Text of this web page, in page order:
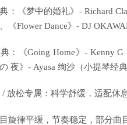
：《梦中的婚礼》- Richard
《Flower Dance》- DJ
：《Going Home》- Kenny
の 夜》- Ayasa 绚沙（小提琴经
/ 放松专属：科学舒缓，适配休
旋律平缓，节奏稳定，部分曲